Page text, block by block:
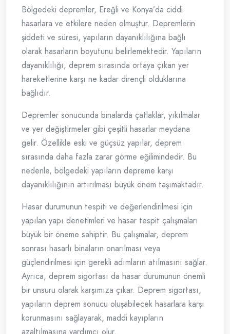
Bölgedeki depremler, Ereğli ve Konya’da ciddi
hasarlara ve etkilere neden olmuştur. Depremlerin
şiddeti ve süresi, yapıların dayanıklılığına bağlı
olarak hasarların boyutunu belirlemektedir. Yapıların
dayanıklılığı, deprem sırasında ortaya çıkan yer
hareketlerine karşı ne kadar dirençli olduklarına
bağlıdır.
Depremler sonucunda binalarda çatlaklar, yıkılmalar
ve yer değiştirmeler gibi çeşitli hasarlar meydana
gelir. Özellikle eski ve güçsüz yapılar, deprem
sırasında daha fazla zarar görme eğilimindedir. Bu
nedenle, bölgedeki yapıların depreme karşı
dayanıklılığının artırılması büyük önem taşımaktadır.
Hasar durumunun tespiti ve değerlendirilmesi için
yapılan yapı denetimleri ve hasar tespit çalışmaları
büyük bir öneme sahiptir. Bu çalışmalar, deprem
sonrası hasarlı binaların onarılması veya
güçlendirilmesi için gerekli adımların atılmasını sağlar.
Ayrıca, deprem sigortası da hasar durumunun önemli
bir unsuru olarak karşımıza çıkar. Deprem sigortası,
yapıların deprem sonucu oluşabilecek hasarlara karşı
korunmasını sağlayarak, maddi kayıpların